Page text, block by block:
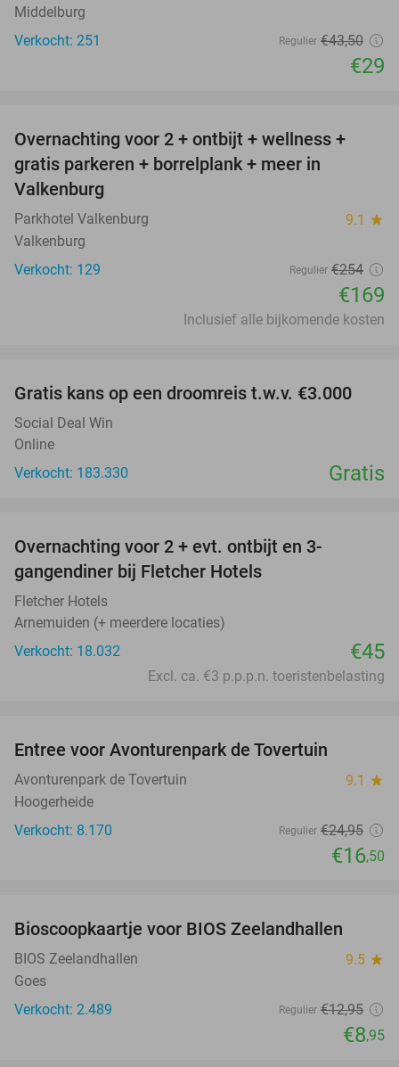
Middelburg
Verkocht: 251
Regulier €43,50
€29
33%
Overnachting voor 2 + ontbijt + wellness +
gratis parkeren + borrelplank + meer in
Valkenburg
Parkhotel Valkenburg 9.1 star
Valkenburg
Verkocht: 129
Regulier €254
€169
Inclusief alle bijkomende kosten
Gratis kans op een droomreis t.w.v. €3.000
Social Deal Win
Online
Verkocht: 183.330
Gratis
Overnachting voor 2 + evt. ontbijt en 3-
gangendiner bij Fletcher Hotels
Fletcher Hotels
Arnemuiden (+ meerdere locaties)
Verkocht: 18.032
€45
Excl. ca. €3 p.p.p.n. toeristenbelasting
Entree voor Avonturenpark de Tovertuin
Avonturenpark de Tovertuin 9.1 star
Hoogerheide
Verkocht: 8.170
Regulier €24,95
€16,50
Bioscoopkaartje voor BIOS Zeelandhallen
BIOS Zeelandhallen 9.5 star
Goes
Verkocht: 2.489
Regulier €12,95
€8,95